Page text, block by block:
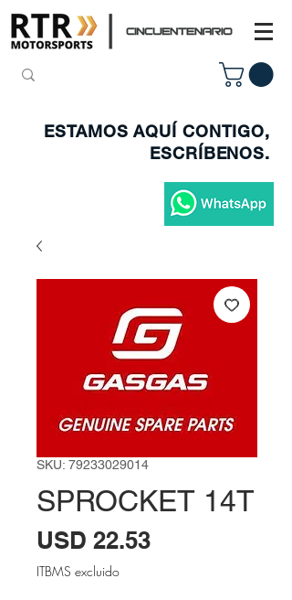
ESTAMOS AQUÍ CONTIGO,
ESCRÍBENOS.
SKU: 79233029014
SPROCKET 14T
USD 22.53Precio
ITBMS excluido